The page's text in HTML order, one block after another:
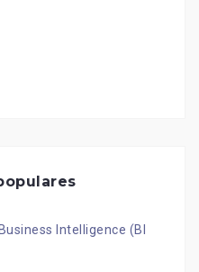
Intelligence (BI